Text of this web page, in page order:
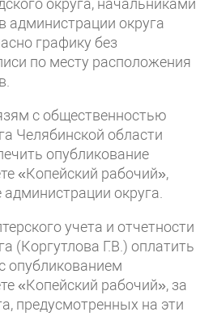
округа, начальниками
администрации округа
графику без
по месту расположения
с общественностью
Челябинской области
опубликование
«Копейский рабочий»,
округа.
учета и отчетности
(Коргутлова Г.В.) оплатить
опубликованием
«Копейский рабочий», за
предусмотренных на эти